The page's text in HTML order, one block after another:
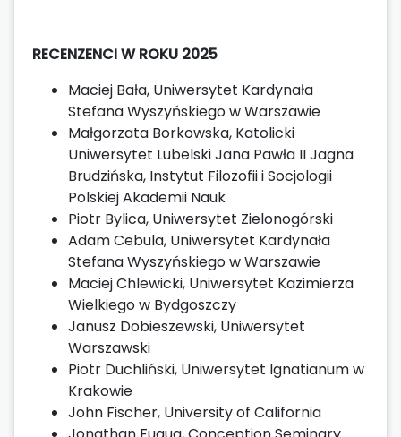
RECENZENCI W ROKU 2025
Maciej Bała, Uniwersytet Kardynała
Stefana Wyszyńskiego w Warszawie
Małgorzata Borkowska, Katolicki
Uniwersytet Lubelski Jana Pawła II Jagna
Brudzińska, Instytut Filozofii i Socjologii
Polskiej Akademii Nauk
Piotr Bylica, Uniwersytet Zielonogórski
Adam Cebula, Uniwersytet Kardynała
Stefana Wyszyńskiego w Warszawie
Maciej Chlewicki, Uniwersytet Kazimierza
Wielkiego w Bydgoszczy
Janusz Dobieszewski, Uniwersytet
Warszawski
Piotr Duchliński, Uniwersytet Ignatianum w
Krakowie
John Fischer, University of California